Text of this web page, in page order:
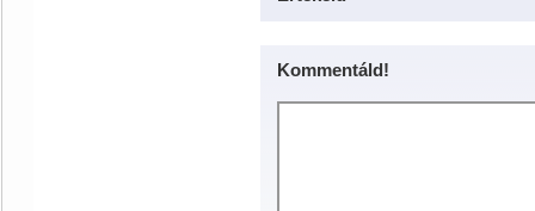
Kommentáld!